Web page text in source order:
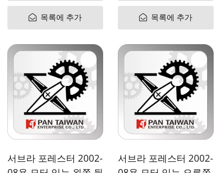
목록에 추가 목록에 추가
서브라 포레스터 2002-
서브라 포레스터 2002-